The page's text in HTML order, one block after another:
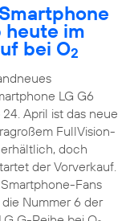
heute im
bei O2
LG G6
April ist das neue
FullVision-
doch
der Vorverkauf.
Fans
Nummer 6 der